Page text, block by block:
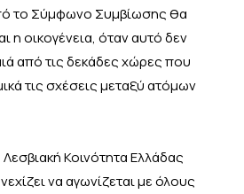
το Σύμφωνο Συμβίωσης θα
η οικογένεια, όταν αυτό δεν
από τις δεκάδες χώρες που
τις σχέσεις μεταξύ ατόμων
Κοινότητα Ελλάδας
να αγωνίζεται με όλους